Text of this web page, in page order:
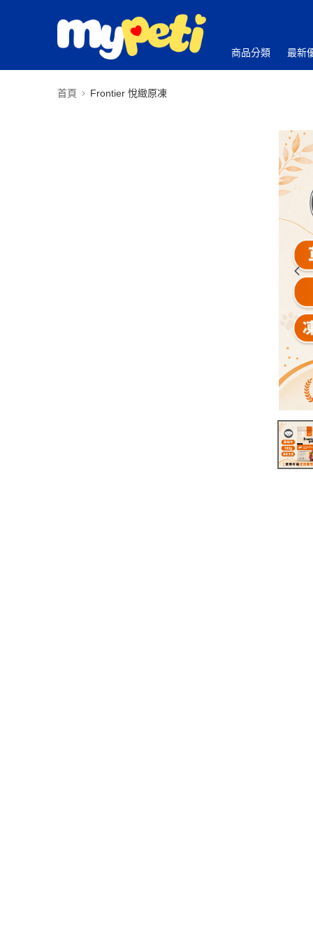
商品分類 最新
首頁 Frontier 悅緻原凍